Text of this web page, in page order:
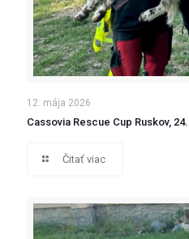
12. mája 2026
Cassovia Rescue Cup Ruskov,
Čitať viac